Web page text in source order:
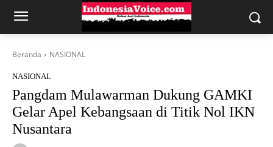
Beranda NASIONAL
NASIONAL
Pangdam Mulawarman Dukung GAMKI
Gelar Apel Kebangsaan di Titik Nol IKN
Nusantara